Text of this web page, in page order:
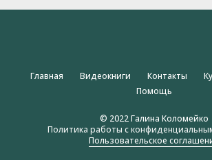
Главная Видеокниги Контакты
Помощь
© 2022 Галина Коломейко
Политика работы с
Пользовательское